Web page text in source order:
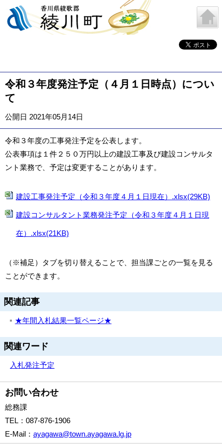
令和３年度発注予定（４月１日時点）につい
て
公開日 2021年05月14日
令和３年度の工事発注予定を公表します。
公表事項は１件２５０万円以上の建設工事及び建設コンサルタ
ント業務で、予定は変更することがあります。
建設工事発注予定（令和３年度４月１日現在）.xlsx(29KB)
建設コンサルタント業務発注予定（令和３年度４月１日現
在）.xlsx(21KB)
（※補足）タブを切り替えることで、担当課ごとの一覧を見る
ことができます。
関連記事
★年間入札結果一覧ページ★
関連ワード
入札発注予定
お問い合わせ
総務課
TEL ：087-876-1906
E-Mail ： ayagawa@town.ayagawa.lg.jp